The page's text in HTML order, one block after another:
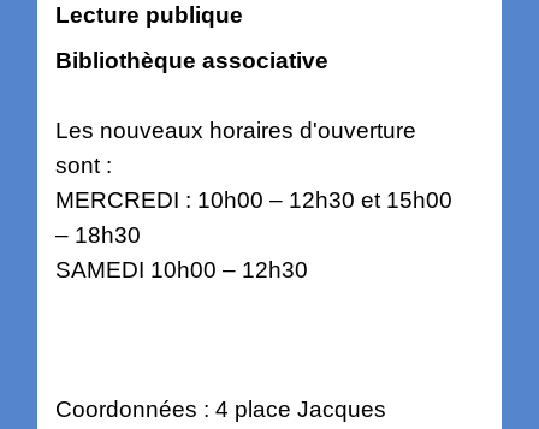
Lecture publique
Bibliothèque associative
Les nouveaux horaires d'ouverture
sont :
MERCREDI : 10h00 – 12h30 et 15h00
– 18h30
SAMEDI 10h00 – 12h30
Coordonnées : 4 place Jacques